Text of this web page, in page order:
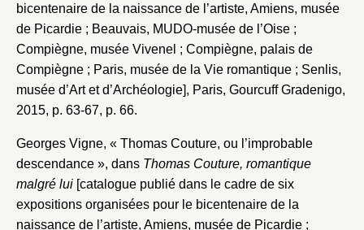
bicentenaire de la naissance de l’artiste, Amiens, musée
de Picardie ; Beauvais, MUDO-musée de l’Oise ;
Compiègne, musée Vivenel ; Compiègne, palais de
Compiègne ; Paris, musée de la Vie romantique ; Senlis,
musée d’Art et d’Archéologie], Paris, Gourcuff Gradenigo,
2015, p. 63-67, p. 66.
Georges Vigne, « Thomas Couture, ou l’improbable
descendance », dans Thomas Couture, romantique
malgré lui [catalogue publié dans le cadre de six
expositions organisées pour le bicentenaire de la
naissance de l’artiste, Amiens, musée de Picardie ;